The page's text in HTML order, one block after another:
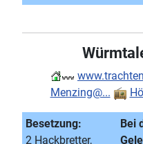
Menzing@...
Besetzung:
2 Hackbretter,
Bei